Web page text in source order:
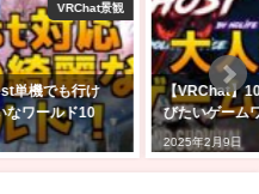
VRChatワールド紹介
【VRChat】10人以上の大人数で遊
びたいゲームワールド10選！！
2025年2月9日